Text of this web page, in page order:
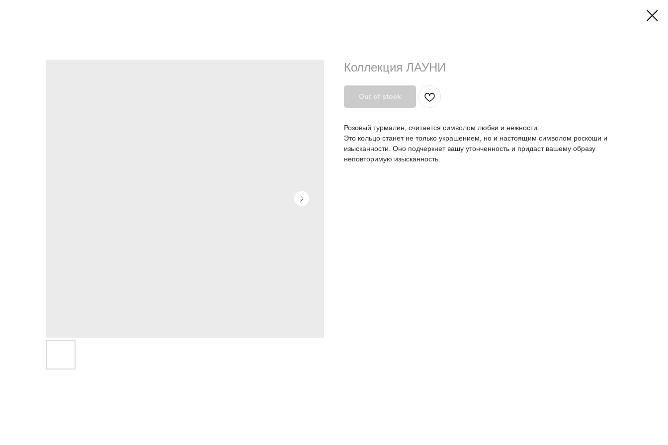
Коллекция ЛАУНИ
Out of stock
Розовый турмалин, считается символом любви и нежности.
Это кольцо станет не только украшением, но и настоящим символом роскоши и
изысканности. Оно подчеркнет вашу утонченность и придаст вашему образу
неповторимую изысканность.